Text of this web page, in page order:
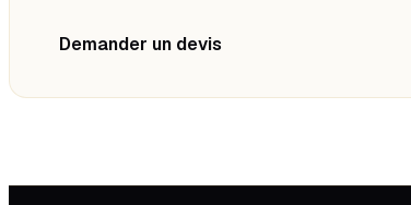
Demander un devis